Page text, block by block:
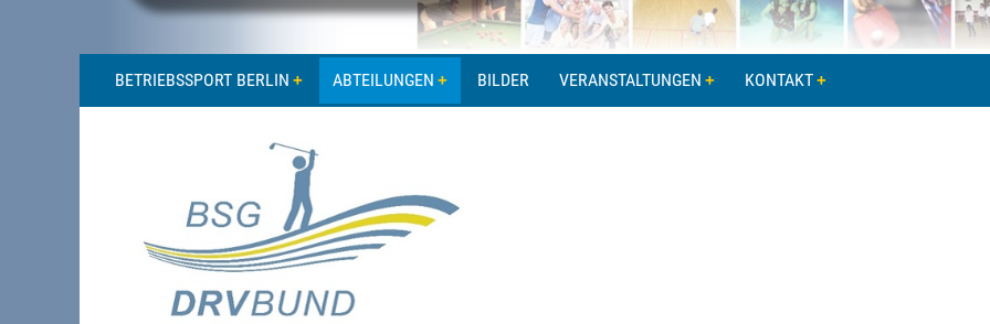
BETRIEBSSPORT BERLIN ABTEILUNGEN BILDER VERANSTALTUNGEN KONTAKT